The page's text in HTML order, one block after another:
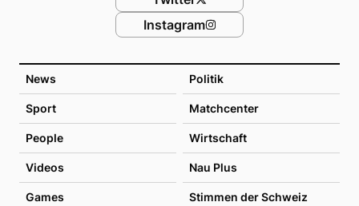
News Politik
Sport Matchcenter
People Wirtschaft
Videos Nau Plus
Games Stimmen der Schweiz
Instagram